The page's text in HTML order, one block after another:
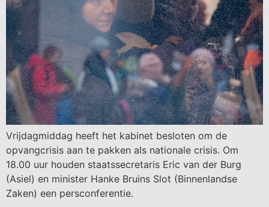
Vrijdagmiddag heeft het kabinet besloten om de
opvangcrisis aan te pakken als nationale crisis. Om
18.00 uur houden staatssecretaris Eric van der Burg
(Asiel) en minister Hanke Bruins Slot (Binnenlandse
Zaken) een persconferentie.